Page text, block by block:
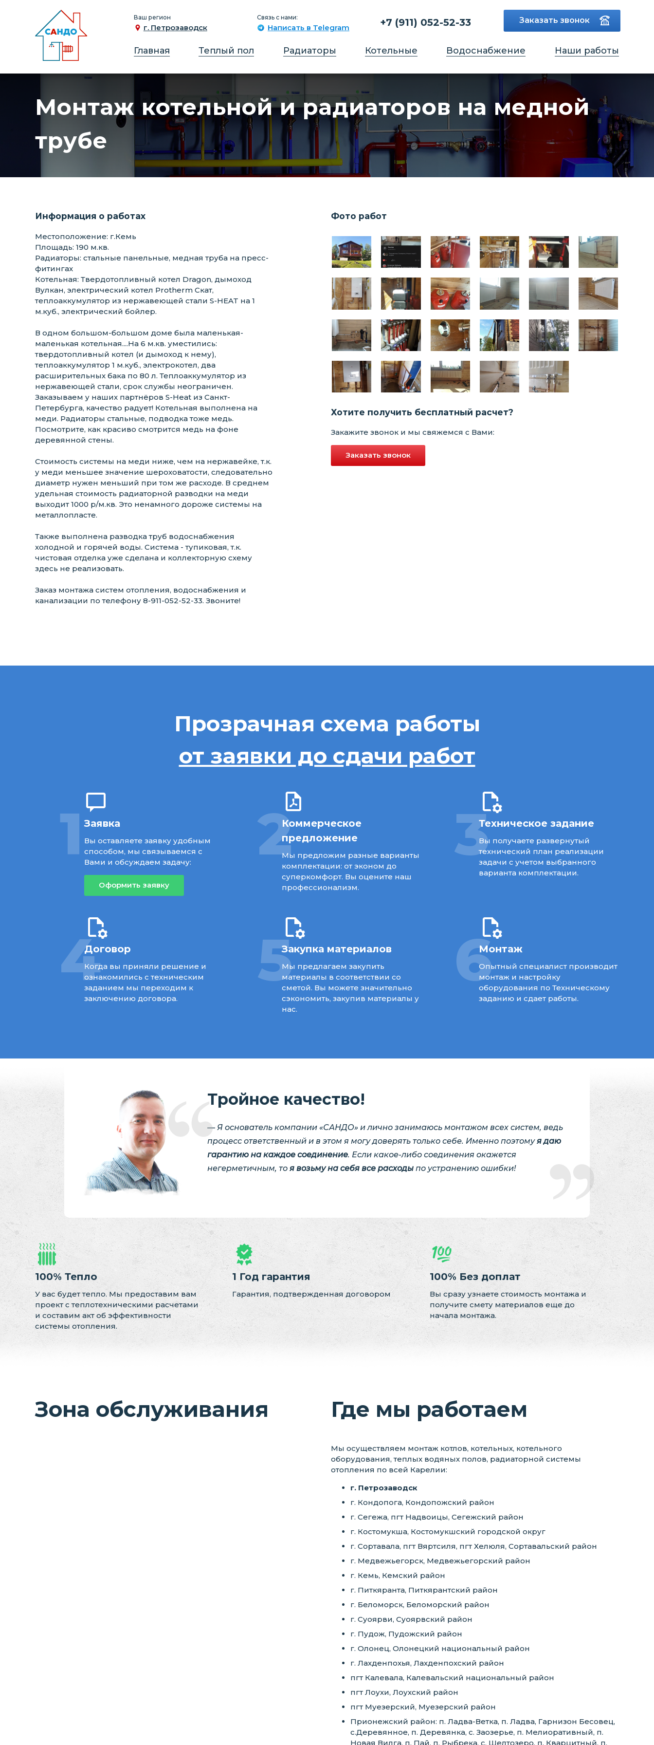
Ваш регион
г. Петрозаводск
Связь с нами:
Написать в Telegram +7 (911) 052-52-33 Заказать звонок
Главная Теплый пол Радиаторы Котельные Водоснабжение Наши работы
Монтаж котельной и радиаторов на медной
трубе
Информация о работах
Местоположение: г.Кемь
Площадь: 190 м.кв.
Радиаторы: стальные панельные, медная труба на пресс-
фитингах
Котельная: Твердотопливный котел Dragon, дымоход
Вулкан, электрический котел Protherm Скат,
теплоаккумулятор из нержавеющей стали S-HEAT на 1
м.куб., электрический бойлер.
В одном большом-большом доме была маленькая-
маленькая котельная....На 6 м.кв. уместились:
твердотопливный котел (и дымоход к нему),
теплоаккумулятор 1 м.куб., электрокотел, два
расширительных бака по 80 л. Теплоаккумулятор из
нержавеющей стали, срок службы неограничен.
Заказываем у наших партнёров S-Heat из Санкт-
Петербурга, качество радует! Котельная выполнена на
меди. Радиаторы стальные, подводка тоже медь.
Посмотрите, как красиво смотрится медь на фоне
деревянной стены.
Стоимость системы на меди ниже, чем на нержавейке, т.к.
у меди меньшее значение шероховатости, следовательно
диаметр нужен меньший при том же расходе. В среднем
удельная стоимость радиаторной разводки на меди
выходит 1000 р/м.кв. Это ненамного дороже системы на
металлопласте.
Также выполнена разводка труб водоснабжения
холодной и горячей воды. Система - тупиковая, т.к.
чистовая отделка уже сделана и коллекторную схему
здесь не реализовать.
Заказ монтажа систем отопления, водоснабжения и
канализации по телефону 8-911-052-52-33. Звоните!
Фото работ
Хотите получить бесплатный расчет?
Закажите звонок и мы свяжемся с Вами:
Заказать звонок
Прозрачная схема работы
от заявки до сдачи работ
1Заявка
Вы оставляете заявку удобным
способом, мы связываемся с
Вами и обсуждаем задачу:
Оформить заявку
2Коммерческое
предложение
Мы предложим разные варианты
комплектации: от эконом до
суперкомфорт. Вы оцените наш
профессионализм.
3Техническое задание
Вы получаете развернутый
технический план реализации
задачи с учетом выбранного
варианта комплектации.
4Договор
Когда вы приняли решение и
ознакомились с техническим
заданием мы переходим к
заключению договора.
5Закупка материалов
Мы предлагаем закупить
материалы в соответствии со
сметой. Вы можете значительно
сэкономить, закупив материалы у
нас.
6Монтаж
Опытный специалист производит
монтаж и настройку
оборудования по Техническому
заданию и сдает работы.
Тройное качество!
— Я основатель компании «САНДО» и лично занимаюсь монтажом всех систем, ведь
процесс ответственный и в этом я могу доверять только себе. Именно поэтомуя даю
гарантию на каждое соединение. Если какое-либо соединения окажется
негерметичным, тоя возьму на себя все расходы по устранению ошибки!
100% Тепло
У вас будет тепло. Мы предоставим вам
проект с теплотехническими расчетами
и составим акт об эффективности
системы отопления.
1 Год гарантия
Гарантия, подтвержденная договором
100% Без доплат
Вы сразу узнаете стоимость монтажа и
получите смету материалов еще до
начала монтажа.
Зона обслуживания Где мы работаем
Мы осуществляем монтаж котлов, котельных, котельного
оборудования, теплых водяных полов, радиаторной системы
отопления по всей Карелии:
г. Петрозаводск
г. Кондопога, Кондопожский район
г. Сегежа, пгт Надвоицы, Сегежский район
г. Костомукша, Костомукшский городской округ
г. Сортавала, пгт Вяртсиля, пгт Хелюля, Сортавальский район
г. Медвежьегорск, Медвежьегорский район
г. Кемь, Кемский район
г. Питкяранта, Питкярантский район
г. Беломорск, Беломорский район
г. Суоярви, Суоярвский район
г. Пудож, Пудожский район
г. Олонец, Олонецкий национальный район
г. Лахденпохья, Лахденпохский район
пгт Калевала, Калевальский национальный район
пгт Лоухи, Лоухский район
пгт Муезерский, Муезерский район
Прионежский район: п. Ладва-Ветка, п. Ладва, Гарнизон Бесовец,
с.Деревянное, п. Деревянка, с. Заозерье, п. Мелиоративный, п.
Новая Вилга, п. Пай, п. Рыбрека, с. Шелтозеро, п. Кварцитный, п.